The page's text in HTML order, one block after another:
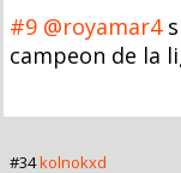
#9 @royamar4
campeon de la
#34kolnokxd